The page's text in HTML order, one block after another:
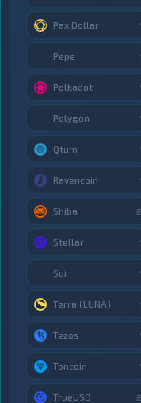
Pax Dollar
Pepe
Polkadot
Polygon
Qtum
Ravencoin
Shiba
Stellar
Sui
Terra (LUNA)
Tezos
Toncoin
TrueUSD